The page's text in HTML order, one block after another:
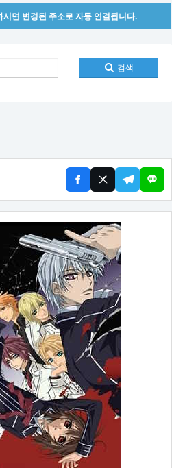
면 변경된 주소로 자동 연결됩니다.
검색